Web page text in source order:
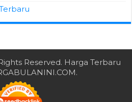
Reserved. Harga Terbaru